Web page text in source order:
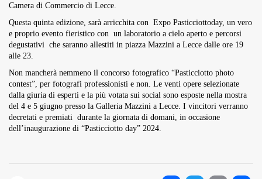
Camera di Commercio di Lecce.
Questa quinta edizione, sarà arricchita con Expo Pasticciottoday, un vero
e proprio evento fieristico con un laboratorio a cielo aperto e percorsi
degustativi che saranno allestiti in piazza Mazzini a Lecce dalle ore 19
alle 23.
Non mancherà nemmeno il concorso fotografico “Pasticciotto photo
contest”, per fotografi professionisti e non. Le venti opere selezionate
dalla giuria di esperti e la più votata sui social sono esposte nella mostra
del 4 e 5 giugno presso la Galleria Mazzini a Lecce. I vincitori verranno
decretati e premiati durante la giornata di domani, in occasione
dell’inaugurazione di “Pasticciotto day” 2024.